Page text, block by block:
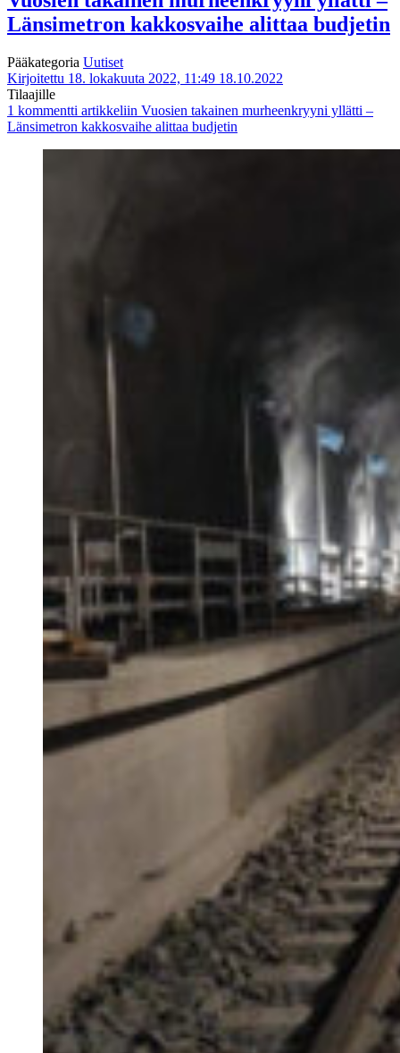
Länsimetron kakkosvaihe alittaa budjetin
Pääkategoria Uutiset
Kirjoitettu 18. lokakuuta 2022, 11:49 18.10.2022
Tilaajille
1 kommentti artikkeliin Vuosien takainen murheenkryyni yllätti –
Länsimetron kakkosvaihe alittaa budjetin